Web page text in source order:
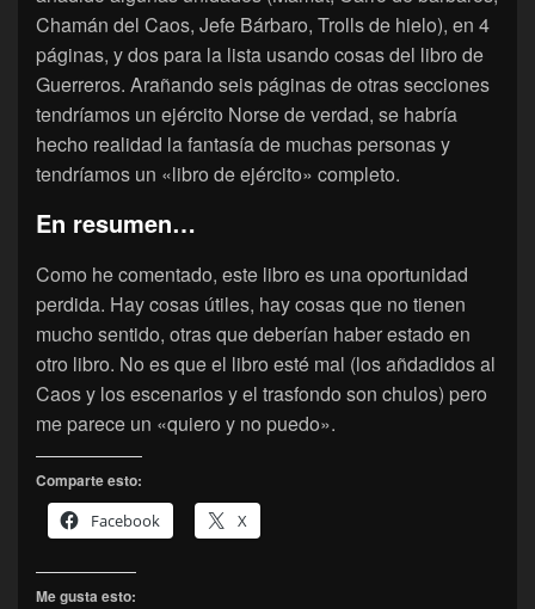
Chamán del Caos, Jefe Bárbaro, Trolls de hielo), en 4
páginas, y dos para la lista usando cosas del libro de
Guerreros. Arañando seis páginas de otras secciones
tendríamos un ejército Norse de verdad, se habría
hecho realidad la fantasía de muchas personas y
tendríamos un «libro de ejército» completo.
En resumen…
Como he comentado, este libro es una oportunidad
perdida. Hay cosas útiles, hay cosas que no tienen
mucho sentido, otras que deberían haber estado en
otro libro. No es que el libro esté mal (los añdadidos al
Caos y los escenarios y el trasfondo son chulos) pero
me parece un «quiero y no puedo».
Comparte esto:
Facebook
X
Me gusta esto: